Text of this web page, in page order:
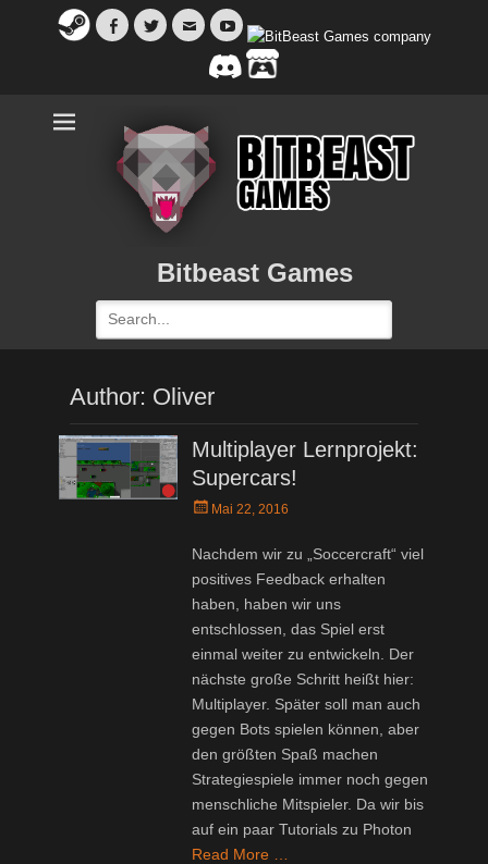
Facebook
TwitterEmailYouTube
Bitbeast Games
Search
for:
Author: Oliver
Multiplayer Lernprojekt:
Supercars!
PostedMai 22, 2016
Nachdem wir zu „Soccercraft“ viel
positives Feedback erhalten
haben, haben wir uns
entschlossen, das Spiel erst
einmal weiter zu entwickeln. Der
nächste große Schritt heißt hier:
Multiplayer. Später soll man auch
gegen Bots spielen können, aber
den größten Spaß machen
Strategiespiele immer noch gegen
menschliche Mitspieler. Da wir bis
auf ein paar Tutorials zu Photon
Read More …